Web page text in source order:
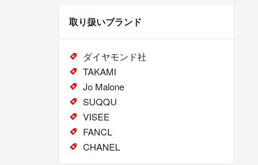
取り扱いブランド
ダイヤモンド社
TAKAMI
Jo Malone
SUQQU
VISEE
FANCL
CHANEL